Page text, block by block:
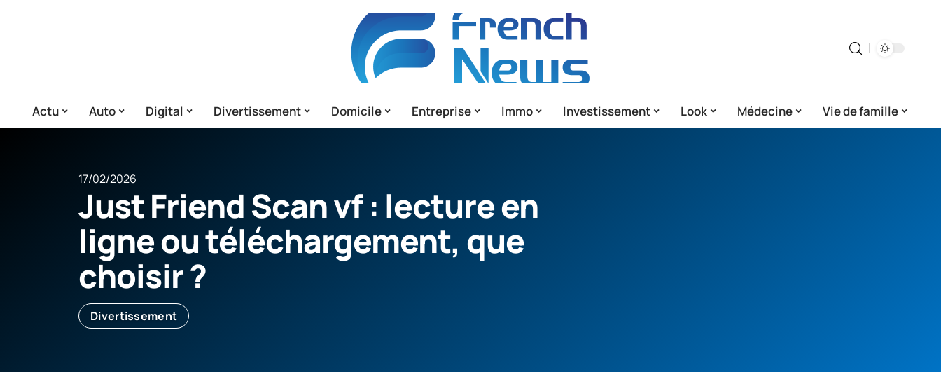
Actu Auto Digital Divertissement Domicile Entreprise Immo Investissement Look Médecine Vie de famille
17/02/2026
Just Friend Scan vf : lecture en
ligne ou téléchargement, que
choisir ?
Divertissement